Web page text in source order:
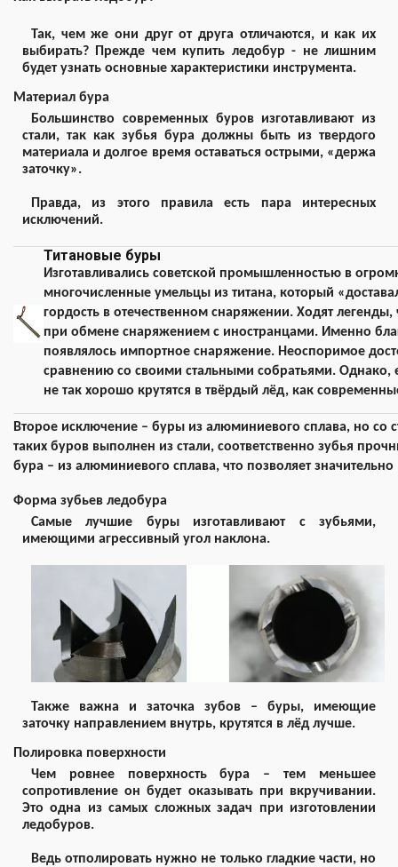
Так, чем же они друг от друга отличаются, и как их
выбирать? Прежде чем купить ледобур - не лишним
будет узнать основные характеристики инструмента.
Материал бура
Большинство современных буров изготавливают из
стали, так как зубья бура должны быть из твердого
материала и долгое время оставаться острыми, «держа
заточку».
Правда, из этого правила есть пара интересных
исключений.
Титановые буры
Изготавливались советской промышленностью в
многочисленные умельцы из титана, который
гордость в отечественном снаряжении. Ходят
при обмене снаряжением с иностранцами. Именно
появлялось импортное снаряжение. Неоспоримое
сравнению со своими стальными собратьями. Однако,
не так хорошо крутятся в твёрдый лёд, как
Второе исключение – буры из алюминиевого сплава, но
таких буров выполнен из стали, соответственно зубья
бура – из алюминиевого сплава, что позволяет значительно
Форма зубьев ледобура
Самые лучшие буры изготавливают с зубьями,
имеющими агрессивный угол наклона.
Также важна и заточка зубов – буры, имеющие
заточку направлением внутрь, крутятся в лёд лучше.
Полировка поверхности
Чем ровнее поверхность бура – тем меньшее
сопротивление он будет оказывать при вкручивании.
Это одна из самых сложных задач при изготовлении
ледобуров.
Ведь отполировать нужно не только гладкие части, но